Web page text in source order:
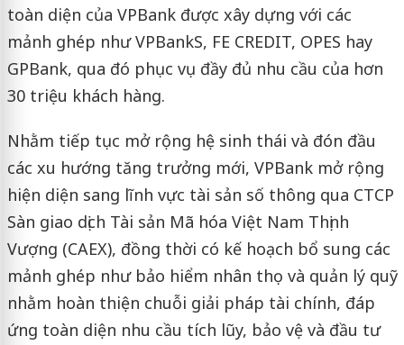
toàn diện của VPBank được xây dựng với các
mảnh ghép như VPBankS, FE CREDIT, OPES hay
GPBank, qua đó phục vụ đầy đủ nhu cầu của hơn
30 triệu khách hàng.
Nhằm tiếp tục mở rộng hệ sinh thái và đón đầu
các xu hướng tăng trưởng mới, VPBank mở rộng
hiện diện sang lĩnh vực tài sản số thông qua CTCP
Sàn giao dịch Tài sản Mã hóa Việt Nam Thịnh
Vượng (CAEX), đồng thời có kế hoạch bổ sung các
mảnh ghép như bảo hiểm nhân thọ và quản lý quỹ
nhằm hoàn thiện chuỗi giải pháp tài chính, đáp
ứng toàn diện nhu cầu tích lũy, bảo vệ và đầu tư